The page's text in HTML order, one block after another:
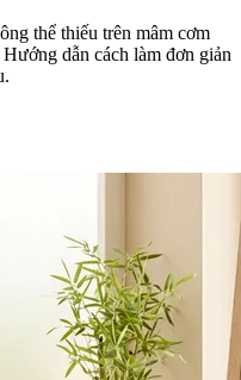
thể thiếu trên mâm cơm
dẫn cách làm đơn giản